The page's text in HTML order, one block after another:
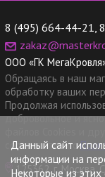
Данный сайт
информации на
Некоторые из
8 (495) 664-44-21,
ООО «ГК
Обращаясь в наш
обработку ваших
Продолжая
добровольное и
соответствии с
125362, г. Москва,